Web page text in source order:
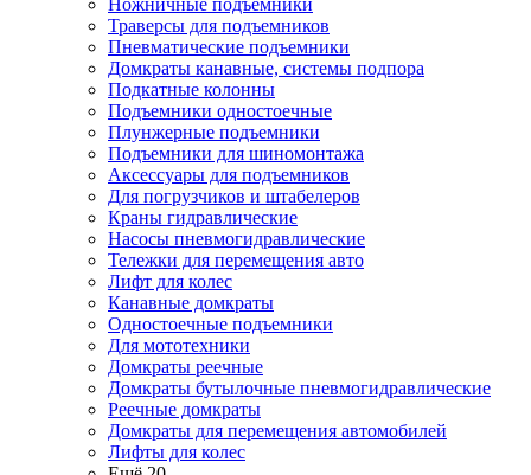
Ножничные подъемники
Траверсы для подъемников
Пневматические подъемники
Домкраты канавные, системы подпора
Подкатные колонны
Подъемники одностоечные
Плунжерные подъемники
Подъемники для шиномонтажа
Аксессуары для подъемников
Для погрузчиков и штабелеров
Краны гидравлические
Насосы пневмогидравлические
Тележки для перемещения авто
Лифт для колес
Канавные домкраты
Одностоечные подъемники
Для мототехники
Домкраты реечные
Домкраты бутылочные пневмогидравлические
Реечные домкраты
Домкраты для перемещения автомобилей
Лифты для колес